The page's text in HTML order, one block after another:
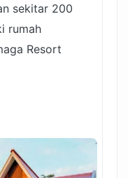
sekitar 200
rumah
Resort